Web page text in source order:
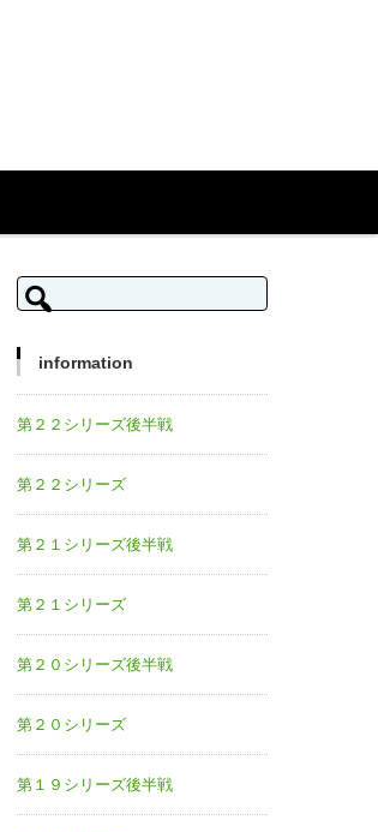
検索:
information
第２２シリーズ後半戦
第２２シリーズ
第２１シリーズ後半戦
第２１シリーズ
第２０シリーズ後半戦
第２０シリーズ
第１９シリーズ後半戦